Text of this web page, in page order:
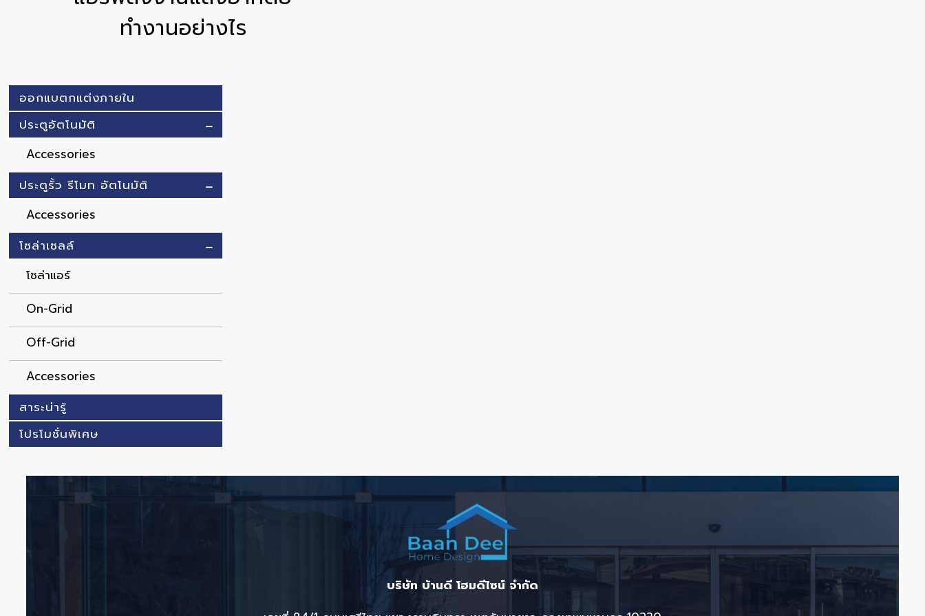
ทำงานอย่างไร
ออกแบตกแต่งภายใน
ประตูอัตโนมัติ
Accessories
ประตูรั้ว รีโมท อัตโนมัติ
Accessories
โซล่าเซลล์
โซล่าแอร์
On-Grid
Off-Grid
Accessories
สาระน่ารู้
โปรโมชั่นพิเศษ
บริษัท บ้านดี โฮมดีไซน์ จำกัด